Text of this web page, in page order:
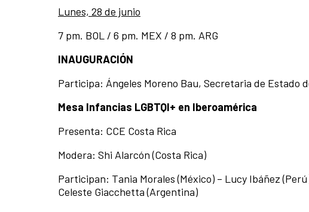
Lunes, 28 de junio
7 pm. BOL / 6 pm. MEX / 8 pm. ARG
INAUGURACIÓN
Participa: Ángeles Moreno Bau, Secretaria de Estado
Mesa Infancias LGBTQI+ en Iberoamérica
Presenta: CCE Costa Rica
Modera: Shi Alarcón (Costa Rica)
Participan: Tania Morales (México) – Lucy Ibáñez
Celeste Giacchetta (Argentina)